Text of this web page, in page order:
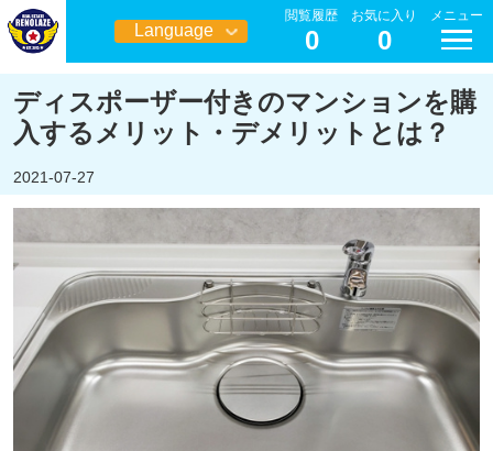
Language
日本語
閲覧履歴
0
お気に入り
0
メニュー
ディスポーザー付きのマンションを購
入するメリット・デメリットとは？
2021-07-27